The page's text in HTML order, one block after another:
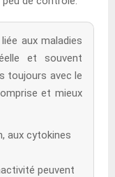
aux maladies
et souvent
toujours avec le
et mieux
aux cytokines
peuvent